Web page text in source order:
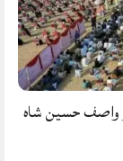
واصف حسین شاہ